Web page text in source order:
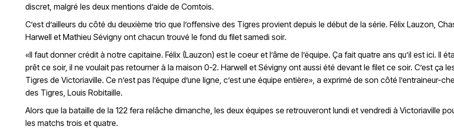
discret, malgré les deux mentions d’aide de Comtois.
C’est d’ailleurs du côté du deuxième trio que l’offensive des Tigres provient depuis le début de la série. Félix Lauzon,
Harwell et Mathieu Sévigny ont chacun trouvé le fond du filet samedi soir.
«Il faut donner crédit à notre capitaine. Félix (Lauzon) est le coeur et l’âme de l’équipe. Ça fait quatre ans qu’il est ici. Il
prêt ce soir, il ne voulait pas retourner à la maison 0-2. Harwell et Sévigny ont aussi été devant le filet ce soir. C’est ça
Tigres de Victoriaville. Ce n’est pas l’équipe d’une ligne, c’est une équipe entière», a exprimé de son côté l’entraineur-
des Tigres, Louis Robitaille.
Alors que la bataille de la 122 fera relâche dimanche, les deux équipes se retrouveront lundi et vendredi à Victoriaville
les matchs trois et quatre.